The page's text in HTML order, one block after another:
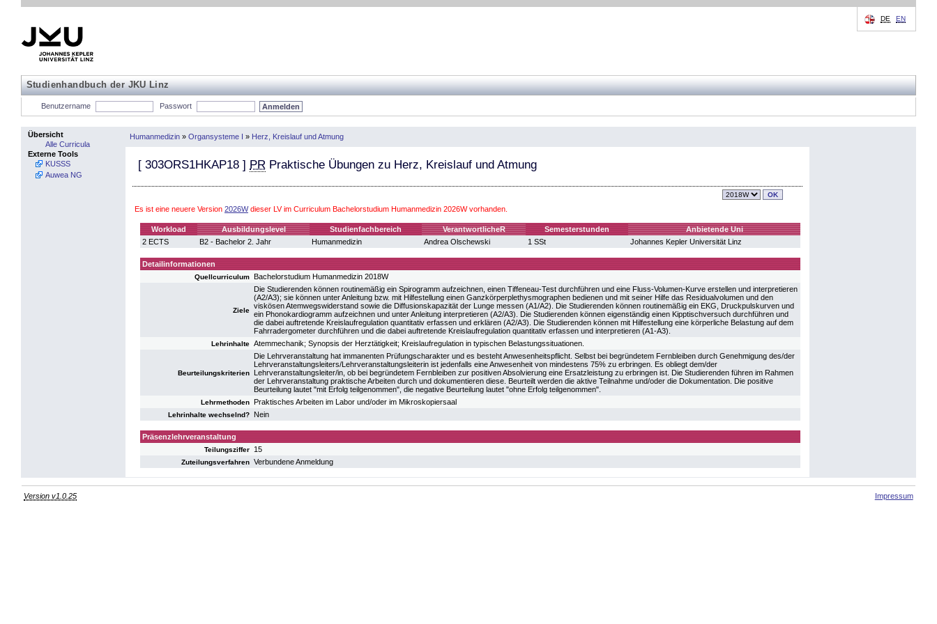
Studienhandbuch der JKU Linz
DE EN
Benutzername Passwort
Übersicht
Alle Curricula
Externe Tools
KUSSS
Auwea NG
Humanmedizin » Organsysteme I » Herz, Kreislauf und Atmung
[ 303ORS1HKAP18 ] PR Praktische Übungen zu Herz, Kreislauf und Atmung
Es ist eine neuere Version 2026Wdieser LV im Curriculum Bachelorstudium Humanmedizin 2026W vorhanden.
Workload Ausbildungslevel Studienfachbereich VerantwortlicheR Semesterstunden
Anbietende Uni
2 ECTS
B2 - Bachelor 2. Jahr Humanmedizin Andrea Olschewski 1 SSt Johannes Kepler Universität Linz
Detailinformationen
Quellcurriculum Bachelorstudium Humanmedizin 2018W
Ziele
Die Studierenden können routinemäßig ein Spirogramm aufzeichnen, einen Tiffeneau-Test durchführen und eine Fluss-Volumen-Kurve erstellen und interpretieren
(A2/A3); sie können unter Anleitung bzw. mit Hilfestellung einen Ganzkörperplethysmographen bedienen und mit seiner Hilfe das Residualvolumen und den
viskösen Atemwegswiderstand sowie die Diffusionskapazität der Lunge messen (A1/A2). Die Studierenden können routinemäßig ein EKG, Druckpulskurven und
ein Phonokardiogramm aufzeichnen und unter Anleitung interpretieren (A2/A3). Die Studierenden können eigenständig einen Kipptischversuch durchführen und
die dabei auftretende Kreislaufregulation quantitativ erfassen und erklären (A2/A3). Die Studierenden können mit Hilfestellung eine körperliche Belastung auf dem
Fahrradergometer durchführen und die dabei auftretende Kreislaufregulation quantitativ erfassen und interpretieren (A1-A3).
Lehrinhalte Atemmechanik; Synopsis der Herztätigkeit; Kreislaufregulation in typischen Belastungssituationen.
Beurteilungskriterien
Die Lehrveranstaltung hat immanenten Prüfungscharakter und es besteht Anwesenheitspflicht. Selbst bei begründetem Fernbleiben durch Genehmigung des/der
Lehrveranstaltungsleiters/Lehrveranstaltungsleiterin ist jedenfalls eine Anwesenheit von mindestens 75% zu erbringen. Es obliegt dem/der
Lehrveranstaltungsleiter/in, ob bei begründetem Fernbleiben zur positiven Absolvierung eine Ersatzleistung zu erbringen ist. Die Studierenden führen im Rahmen
der Lehrveranstaltung praktische Arbeiten durch und dokumentieren diese. Beurteilt werden die aktive Teilnahme und/oder die Dokumentation. Die positive
Beurteilung lautet "mit Erfolg teilgenommen", die negative Beurteilung lautet "ohne Erfolg teilgenommen".
Lehrmethoden Praktisches Arbeiten im Labor und/oder im Mikroskopiersaal
Lehrinhalte wechselnd? Nein
Präsenzlehrveranstaltung
Teilungsziffer 15
Zuteilungsverfahren Verbundene Anmeldung
Version v1.0.25 Impressum